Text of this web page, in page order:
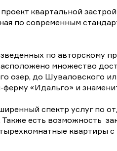
квартальной
по современным
по авторскому
множество
озер, до Шуваловского
«Идальго» и
спектр услуг по
есть возможность
квартиры